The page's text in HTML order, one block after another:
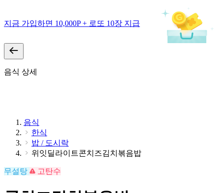
지금 가입하면 10,000P + 로또 10장 지급
음식 상세
음식
한식
밥 / 도시락
위잇딜라이트콘치즈김치볶음밥
무설탕 고탄수